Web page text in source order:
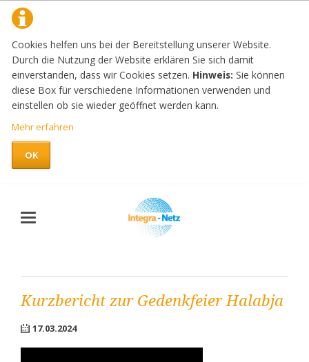
Cookies helfen uns bei der Bereitstellung unserer Website.
Durch die Nutzung der Website erklären Sie sich damit
einverstanden, dass wir Cookies setzen. Hinweis: Sie können
diese Box für verschiedene Informationen verwenden und
einstellen ob sie wieder geöffnet werden kann.
Mehr erfahren
OK
Kurzbericht zur Gedenkfeier Halabja
17.03.2024